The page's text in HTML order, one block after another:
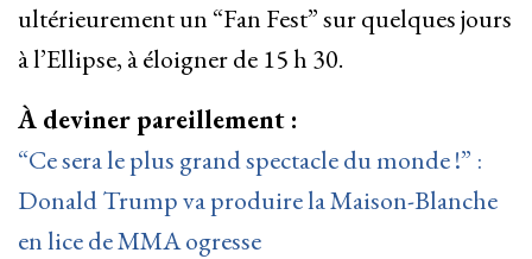
ultérieurement un “Fan Fest” sur quelques jours
à l’Ellipse, à éloigner de 15 h 30.
À deviner pareillement :
“Ce sera le plus grand spectacle du monde !” :
Donald Trump va produire la Maison-Blanche
en lice de MMA ogresse